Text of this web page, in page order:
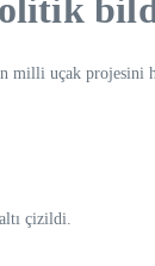
milli uçak projesini
çizildi.